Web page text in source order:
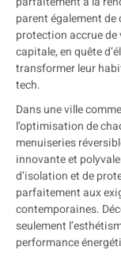
parent également
protection accrue de
capitale, en quête
transformer leur
tech.
Dans une ville
l’optimisation de
menuiseries
innovante et
d’isolation et de
parfaitement aux
contemporaines.
seulement
performance